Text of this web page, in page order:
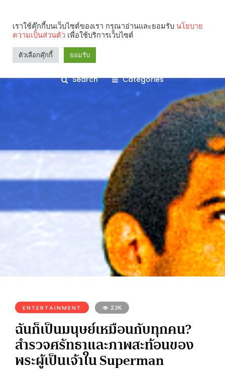
Search Categories
ENTERTAINMENT 2.3K
ฉันก็เป็นมนุษย์เหมือนกับทุกคน?
สำรวจศรัทธาและภาพสะท้อนของ
พระผู้เป็นเจ้าใน Superman
เราใช้คุ๊กกี้บนเว็บไซต์ของเรา กรุณาอ่านและยอมรับ นโยบาย
ความเป็นส่วนตัว เพื่อใช้บริการเว็บไซต์
ตัวเลือกคุ๊กกี้ ยอมรับ